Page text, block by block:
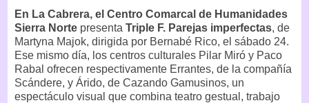
En La Cabrera, el Centro Comarcal de Humanidades
Sierra Norte presenta Triple F. Parejas imperfectas, de
Martyna Majok, dirigida por Bernabé Rico, el sábado 24.
Ese mismo día, los centros culturales Pilar Miró y Paco
Rabal ofrecen respectivamente Errantes, de la compañía
Scándere, y Árido, de Cazando Gamusinos, un
espectáculo visual que combina teatro gestual, trabajo